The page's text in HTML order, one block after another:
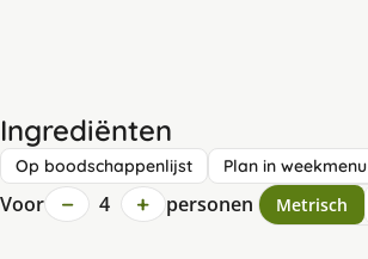
Ingrediënten
Op boodschappenlijst Plan in weekmenu
Voor − 4 + personen Metrisch